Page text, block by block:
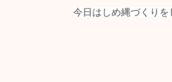
今日はしめ縄づくりを